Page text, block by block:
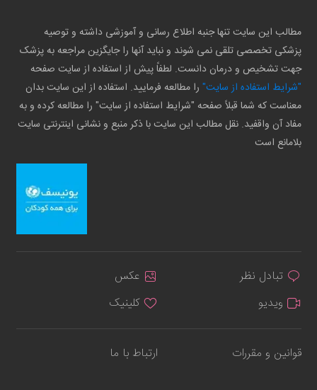
مطالب این سایت تنها جنبه اطلاع رسانی و آموزشی داشته و توصیه
پزشکی تخصصی تلقی نمی شوند و نباید آنها را جایگزین مراجعه به پزشک
جهت تشخیص و درمان دانست. لطفاً پیش از استفاده از سایت صفحه
"شرایط استفاده از سایت" را مطالعه فرمایید. استفاده از این سایت بدان
معناست که شما قبلاً صفحه "شرایط استفاده از سایت" را مطالعه کرده و به
مفاد آن واقفید. نقل مطالب این سایت با ذکر منبع و نشانی اینترنتی سایت
بلامانع است
تبادل نظر
عکس
ویدیو
کلینیک
قوانین و مقررات ارتباط با ما